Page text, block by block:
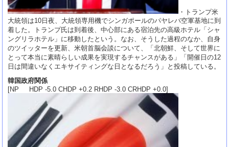
・トランプ米
大統領は10日夜、大統領専用機でシンガポールのパヤレバ空軍基地に到
着した。トランプ氏は到着後、中心部にある宿泊先の高級ホテル「シャ
ングリラホテル」に移動したという。なお、そうした過程のなか、自身
のツイッターを更新、米朝首脳会談について、「北朝鮮、そして世界に
とって本当に素晴らしい成果を実現するチャンスがある」「開催日の12
日は間違いなくエキサイティングな日となるだろう」と投稿している。
韓国政府関係
[NP HDP -5.0 CHDP +0.2 RHDP -3.0 CRHDP +0.0]